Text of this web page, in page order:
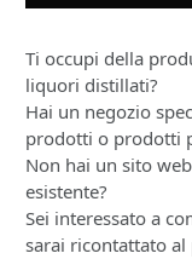
Ti occupi della
liquori distillati?
Hai un negozio
prodotti o prodotti
Non hai un sito
esistente?
Sei interessato a
sarai ricontattato al